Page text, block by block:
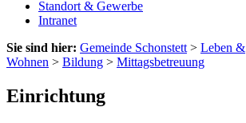
Standort & Gewerbe
Intranet
Sie sind hier: Gemeinde Schonstett > Leben &
Wohnen > Bildung > Mittagsbetreuung
Einrichtung